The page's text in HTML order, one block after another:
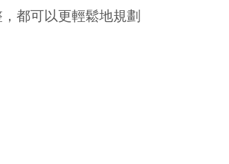
都可以更輕鬆地規劃